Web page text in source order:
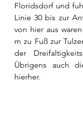
Floridsdorf und
Linie 30 bis zur
von hier aus
m zu Fuß zur
der
Übrigens auch
hierher.